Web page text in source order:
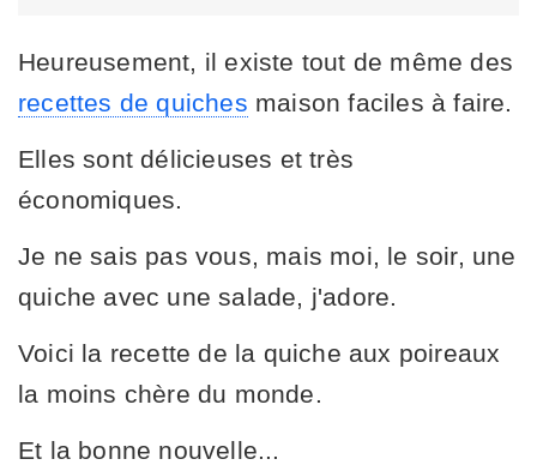
Heureusement, il existe tout de même des
recettes de quiches maison faciles à faire.
Elles sont délicieuses et très
économiques.
Je ne sais pas vous, mais moi, le soir, une
quiche avec une salade, j'adore.
Voici la recette de la quiche aux poireaux
la moins chère du monde.
Et la bonne nouvelle...